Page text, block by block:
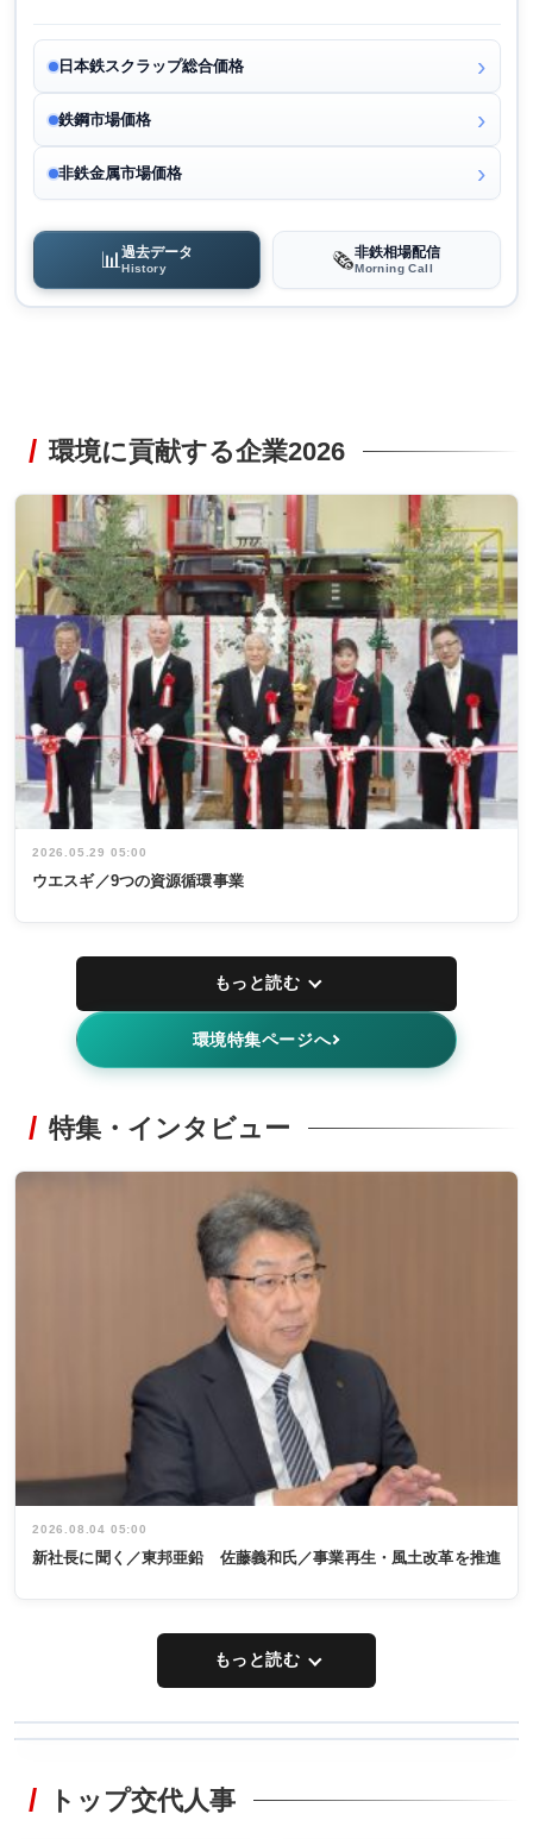
日本鉄スクラップ総合価格
鉄鋼市場価格
非鉄金属市場価格
📊過去データ
History 🗞️非鉄相場配信
Morning Call
環境に貢献する企業2026
2026.05.29 05:00
ウエスギ／9つの資源循環事業
もっと読む
環境特集ページへ
特集・インタビュー
2026.08.04 05:00
新社長に聞く／東邦亜鉛 佐藤義和氏／事業再生・風土改革を推進
もっと読む
非鉄業界で
タックトレー
トップ交代人事